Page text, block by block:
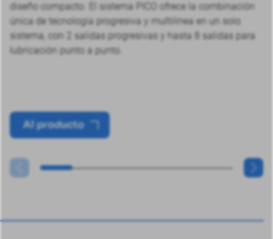
diseño compacto. El sistema PICO ofrece la combinación
única de tecnología progresiva y multilínea en un solo
sistema, con 2 salidas progresivas y hasta 8 salidas para
lubricación punto a punto.
Al producto